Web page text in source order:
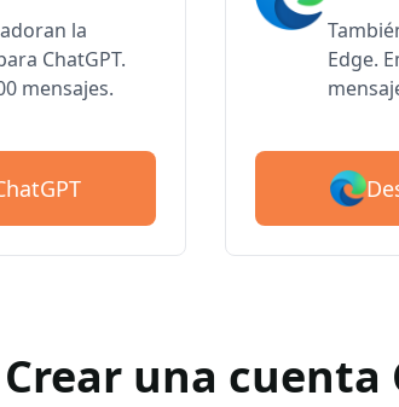
la
ChatGPT.
mensajes.
Edge.
Crear una cuenta